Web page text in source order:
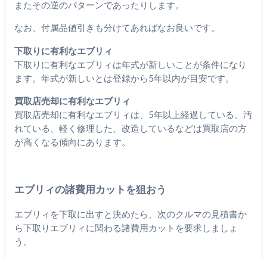
またその逆のパターンであったりします。
なお、付属品値引きも分けてあればなお良いです。
下取りに有利なエブリィ
下取りに有利なエブリィは年式が新しいことが条件になり
ます。年式が新しいとは登録から5年以内が目安です。
買取店売却に有利なエブリィ
買取店売却に有利なエブリィは、5年以上経過している、汚
れている、軽く修理した、改造しているなどは買取店の方
が高くなる傾向にあります。
エブリィの諸費用カットを狙おう
エブリィを下取に出すと決めたら、次のクルマの見積書か
ら下取りエブリィに関わる諸費用カットを要求しましょ
う。